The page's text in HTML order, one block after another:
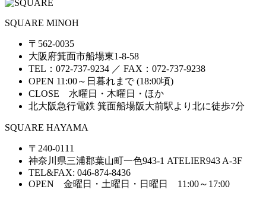
SQUARE MINOH
〒562-0035
大阪府箕面市船場東1-8-58
TEL：072-737-9234 ／ FAX：072-737-9238
OPEN 11:00～日暮れまで (18:00頃)
CLOSE 水曜日・木曜日・ほか
北大阪急行電鉄 箕面船場阪大前駅より北に徒歩7分
SQUARE HAYAMA
〒240-0111
神奈川県三浦郡葉山町一色943-1 ATELIER943 A-3F
TEL&FAX: 046-874-8436
OPEN 金曜日・土曜日・日曜日 11:00～17:00